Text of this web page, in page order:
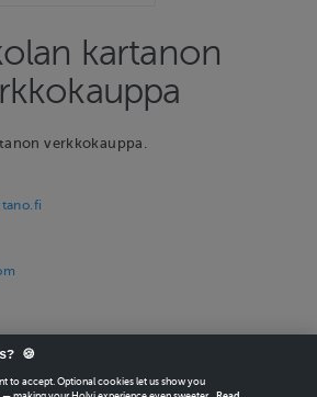
kartanon
verkkokauppa.
🍪
to accept. Optional cookies let us show you